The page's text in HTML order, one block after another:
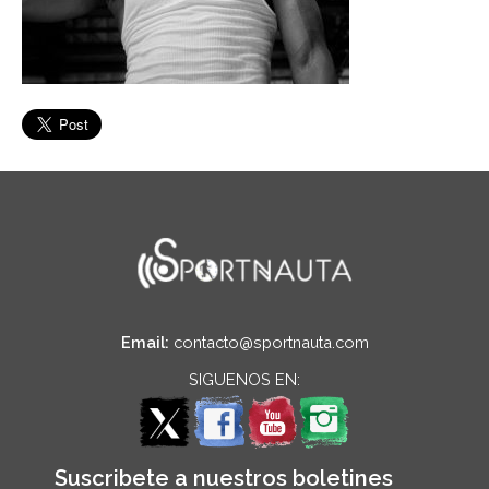
Email: contacto@sportnauta.com
SIGUENOS EN:
Suscribete a nuestros boletines